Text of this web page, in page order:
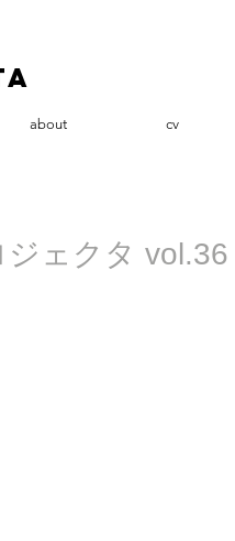
about cv
ジェクタ vol.36